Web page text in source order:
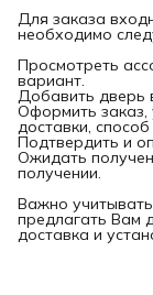
Для заказа
необходимо
Просмотреть
вариант.
Добавить дверь
Оформить
доставки,
Подтвердить и
Ожидать
получении.
Важно
предлагать Вам
доставка и